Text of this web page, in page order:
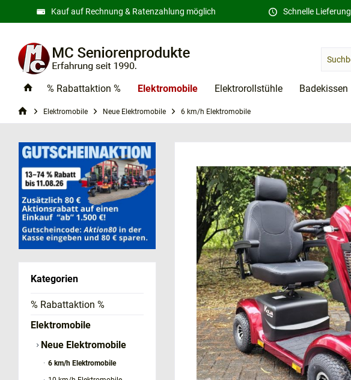
Kauf auf Rechnung & Ratenzahlung möglich Schnelle Lieferung
% Rabattaktion % Elektromobile Elektrorollstühle Badekissen
Elektromobile Neue Elektromobile 6 km/h Elektromobile
Kategorien
% Rabattaktion %
Elektromobile
Neue Elektromobile
6 km/h Elektromobile